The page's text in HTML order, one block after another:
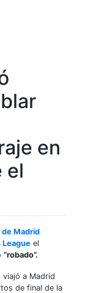
en
el
Madrid
League el
“robado”.
a Madrid
de final de la